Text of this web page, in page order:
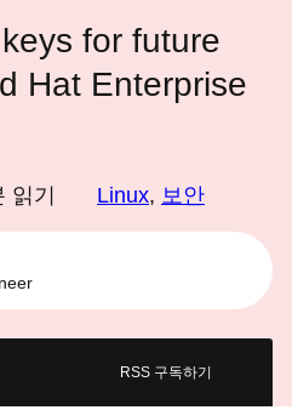
for future
Hat Enterprise
읽기 Linux, 보안
RSS 구독하기